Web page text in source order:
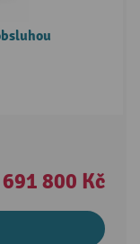
691 800 Kč